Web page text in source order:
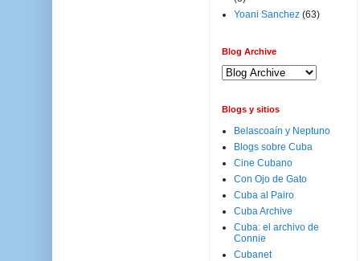
Yoani Sanchez (63)
Blog Archive
Blogs y sitios
Belascoaín y Neptuno
Blogs sobre Cuba
Cine Cubano
Con Ojo de Gato
Cuba al Pairo
Cuba Archive
Cuba: el archivo de
Connie
Cubanet